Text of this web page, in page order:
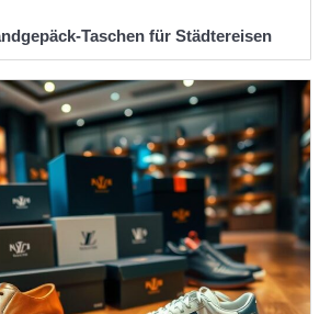
Taschen für Städtereisen